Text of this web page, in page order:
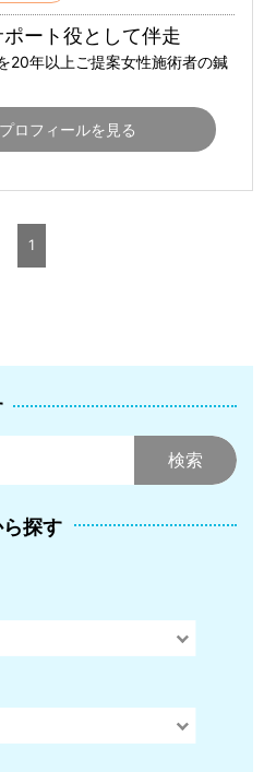
ート役として伴走
20年以上ご提案女性施術者の鍼
ロフィールを見る
1
探す